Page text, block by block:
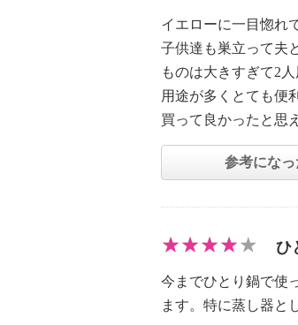
イエローに一目惚れ
子供達も巣立って夫
ものは大きすぎて2
用途が多くとても便
買って良かったと思
参考になっ
ひ
今までひとり鍋で使
ます。特に蒸し器と